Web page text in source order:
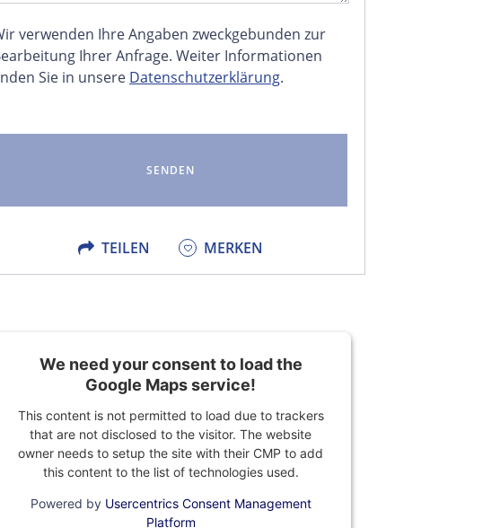
verwenden Ihre Angaben zweckgebunden zur
Ihrer Anfrage. Weiter Informationen
Sie in unsere Datenschutzerklärung.
TEILEN
X
MERKEN
We need your consent to load the
Google Maps service!
This content is not permitted to load due to trackers
that are not disclosed to the visitor. The website
owner needs to setup the site with their CMP to add
this content to the list of technologies used.
Powered by Usercentrics Consent Management
Platform